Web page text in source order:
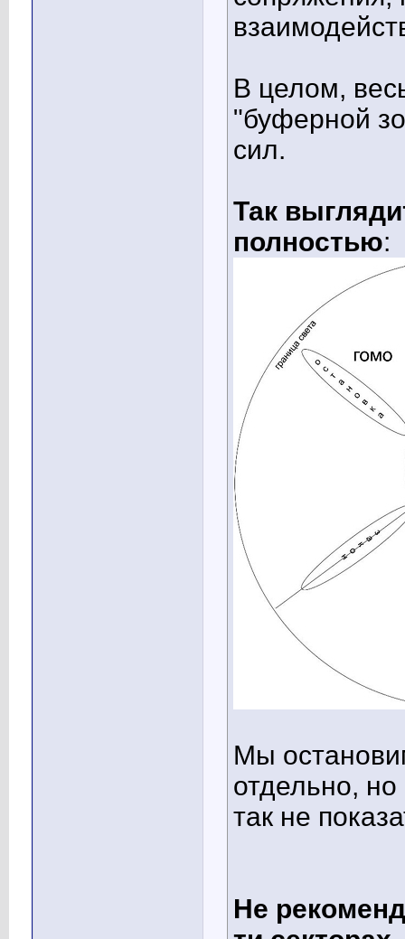
В целом,
"буферной
сил.
Так
полностью:
Мы
отдельно, но
так не
Не